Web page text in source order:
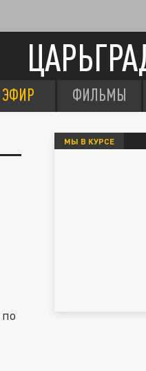
ЭФИР ФИЛЬМЫ
МЫ В КУРСЕ